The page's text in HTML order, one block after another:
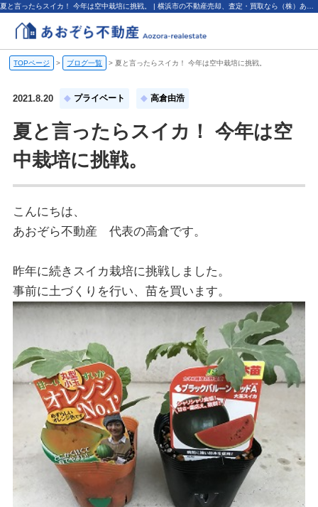
TOPページ > ブログ一覧 > 夏と言ったらスイカ！ 今年は空中栽培に挑戦。
2021.8.20 プライベート 高倉由浩
夏と言ったらスイカ！ 今年は空
中栽培に挑戦。
こんにちは、
あおぞら不動産 代表の高倉です。
昨年に続きスイカ栽培に挑戦しました。
事前に土づくりを行い、苗を買います。